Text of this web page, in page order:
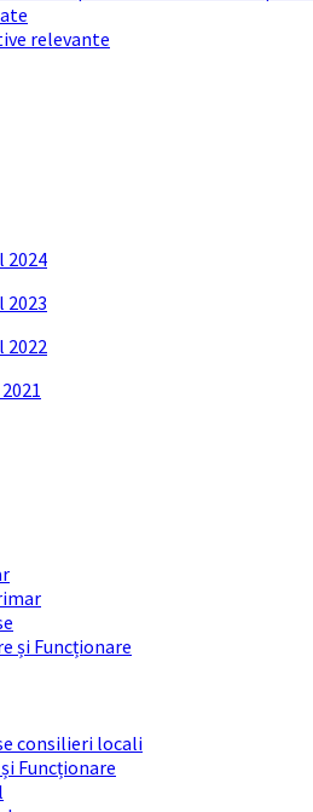
relevante
2024
2023
2022
și Funcționare
consilieri locali
Funcționare